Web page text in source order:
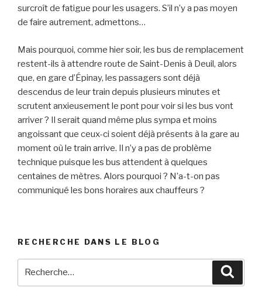
surcroît de fatigue pour les usagers. S’il n’y a pas moyen
de faire autrement, admettons…
Mais pourquoi, comme hier soir, les bus de remplacement
restent-ils à attendre route de Saint-Denis à Deuil, alors
que, en gare d’Épinay, les passagers sont déjà
descendus de leur train depuis plusieurs minutes et
scrutent anxieusement le pont pour voir si les bus vont
arriver ? Il serait quand même plus sympa et moins
angoissant que ceux-ci soient déjà présents à la gare au
moment où le train arrive. Il n’y a pas de problème
technique puisque les bus attendent à quelques
centaines de mètres. Alors pourquoi ? N’a-t-on pas
communiqué les bons horaires aux chauffeurs ?
RECHERCHE DANS LE BLOG